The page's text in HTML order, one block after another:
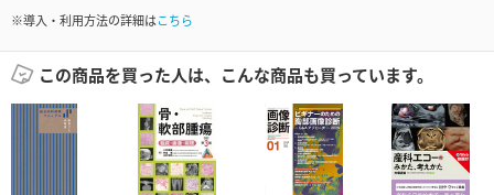
※導入・利用方法の詳細はこちら
この商品を買った人は、こんな商品も買っています。